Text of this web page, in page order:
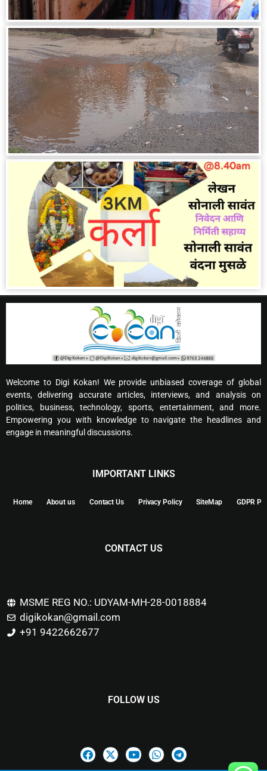
Welcome to Digi Kokan! We provide unbiased coverage of global
events, delivering accurate articles, interviews, and analysis on
politics, business, technology, sports, entertainment, and more.
Empowering you with knowledge to navigate the headlines and
engage in meaningful discussions.
IMPORTANT LINKS
Home About us Contact Us Privacy Policy SiteMap GDPR
CONTACT US
MSME REG NO.: UDYAM-MH-28-0018884
digikokan@gmail.com
+91 9422662677
FOLLOW US